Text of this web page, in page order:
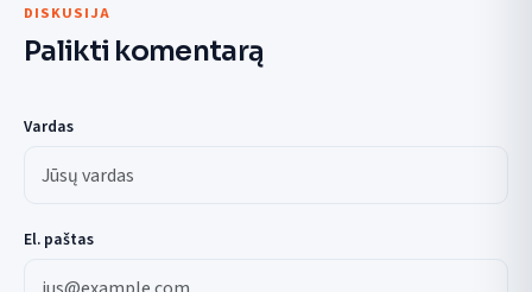
DISKUSIJA
Palikti komentarą
Vardas
El. paštas